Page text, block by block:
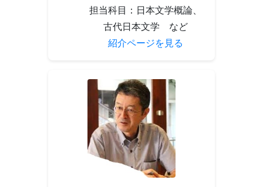
担当科目：日本文学概論、
古代日本文学 など
紹介ページを見る